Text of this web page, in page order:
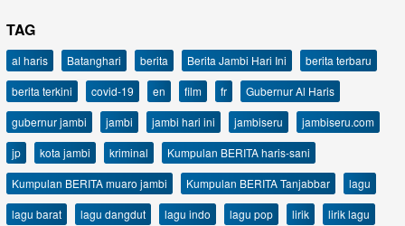
TAG
al haris Batanghari berita Berita Jambi Hari Ini
berita terbaru
berita terkini
covid-19 en film fr
Gubernur Al Haris
gubernur jambi
jambi jambi hari ini jambiseru
jambiseru.com
jp
kota jambi kriminal
Kumpulan BERITA haris-sani
Kumpulan BERITA muaro jambi
Kumpulan BERITA Tanjabbar
lagu
lagu barat
lagu dangdut lagu indo lagu pop lirik
lirik lagu